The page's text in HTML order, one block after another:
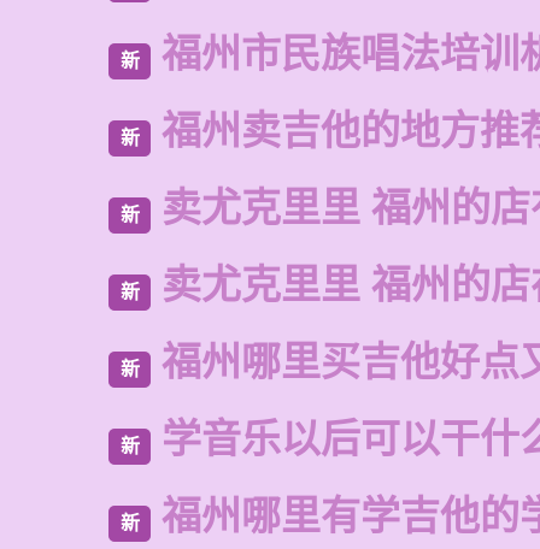
新 福州市民族唱法培训
新 福州卖吉他的地方推
新 卖尤克里里 福州的
新 卖尤克里里 福州的
新 福州哪里买吉他好点
新 学音乐以后可以干什
新 福州哪里有学吉他的